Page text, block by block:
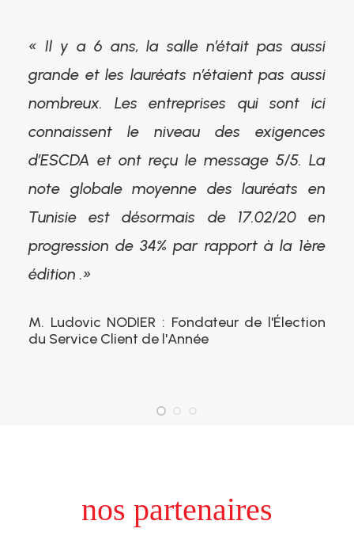
« Il y a 6 ans, la salle n’était pas aussi
grande et les lauréats n’étaient pas aussi
nombreux. Les entreprises qui sont ici
connaissent le niveau des exigences
d’ESCDA et ont reçu le message 5/5. La
note globale moyenne des lauréats en
Tunisie est désormais de 17.02/20 en
progression de 34% par rapport à la 1ère
édition .»
M. Ludovic NODIER : Fondateur de l'Élection
du Service Client de l'Année
nos partenaires